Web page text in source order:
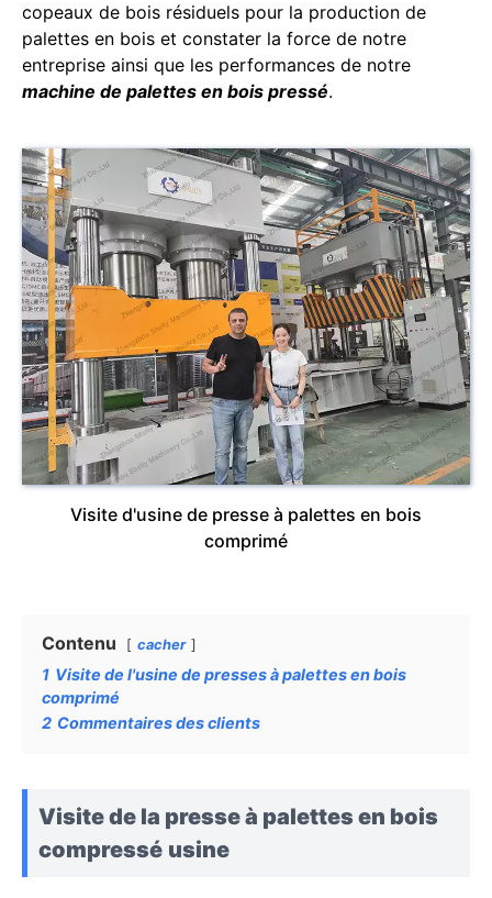
copeaux de bois résiduels pour la production de
palettes en bois et constater la force de notre
entreprise ainsi que les performances de notre
machine de palettes en bois pressé.
Visite d'usine de presse à palettes en bois
comprimé
Contenu cacher
1 Visite de l'usine de presses à palettes en bois
comprimé
2 Commentaires des clients
Visite de la presse à palettes en bois
compressé usine